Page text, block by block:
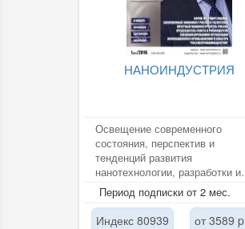
НАНОИНДУСТРИЯ
Освещение современного
состояния, перспектив и
тенденций развития
нанотехнологии, разработки и
внедрения технологии в
различные области
производства:...
Период подписки от 2 мес.
Индекс 80939 от 3589 p